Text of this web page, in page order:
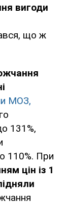
вигоди
що ж
МОЗ,
131%,
110%. При
цін із 1